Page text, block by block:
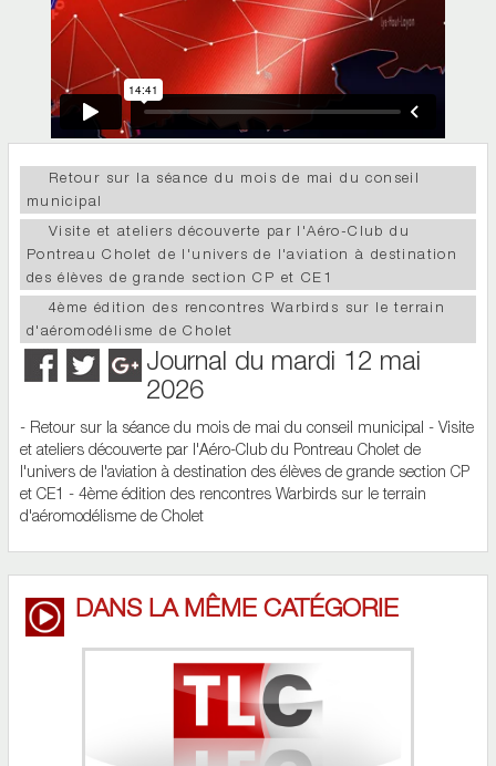
Retour sur la séance du mois de mai du conseil
municipal
Visite et ateliers découverte par l'Aéro-Club du
Pontreau Cholet de l'univers de l'aviation à destination
des élèves de grande section CP et CE1
4ème édition des rencontres Warbirds sur le terrain
d'aéromodélisme de Cholet
Journal du mardi 12 mai
2026
- Retour sur la séance du mois de mai du conseil municipal - Visite
et ateliers découverte par l'Aéro-Club du Pontreau Cholet de
l'univers de l'aviation à destination des élèves de grande section CP
et CE1 - 4ème édition des rencontres Warbirds sur le terrain
d'aéromodélisme de Cholet
DANS LA MÊME CATÉGORIE